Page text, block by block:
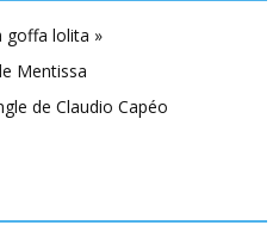
goffa lolita »
Mentissa
de Claudio Capéo